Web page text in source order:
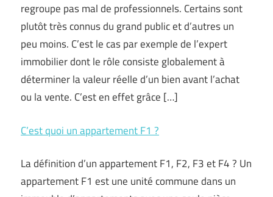
regroupe pas mal de professionnels. Certains sont
plutôt très connus du grand public et d’autres un
peu moins. C’est le cas par exemple de l’expert
immobilier dont le rôle consiste globalement à
déterminer la valeur réelle d’un bien avant l’achat
ou la vente. C’est en effet grâce […]
C’est quoi un appartement F1 ?
La définition d’un appartement F1, F2, F3 et F4 ? Un
appartement F1 est une unité commune dans un